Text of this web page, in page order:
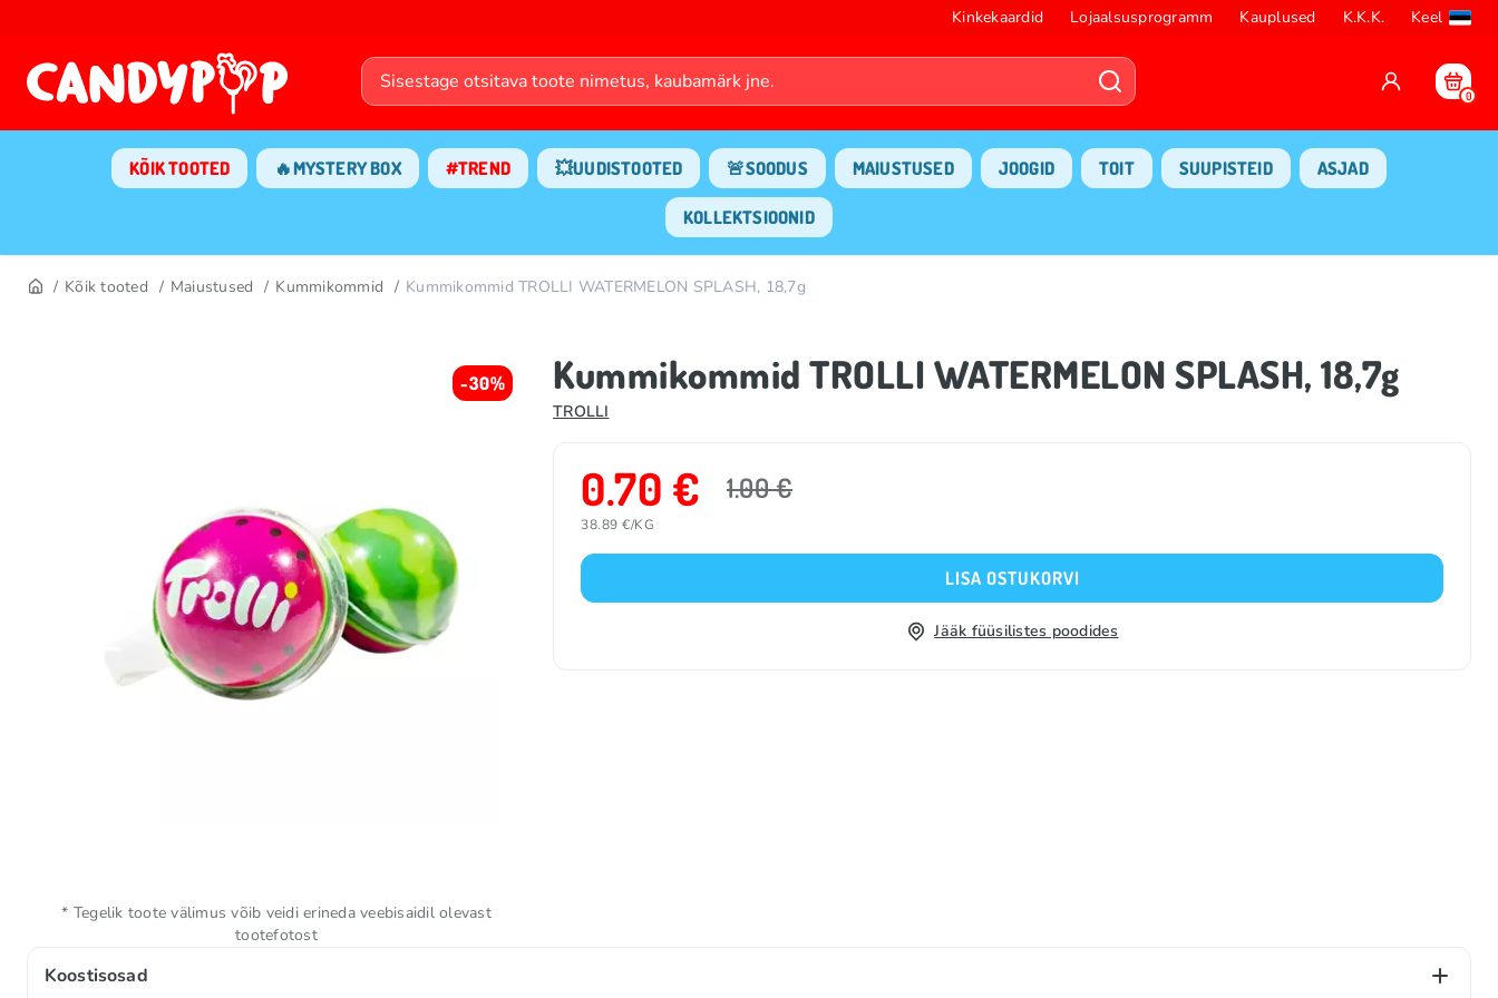
Kinkekaardid Lojaalsusprogramm Kauplused K.K.K. Keel
0
KÕIK TOOTED 🔥MYSTERY BOX #TREND 💥UUDISTOOTED 🚨SOODUS MAIUSTUSED JOOGID TOIT SUUPISTEID ASJAD
KOLLEKTSIOONID
Kõik tooted Maiustused Kummikommid Kummikommid TROLLI WATERMELON SPLASH, 18,7g
-30% Kummikommid TROLLI WATERMELON SPLASH, 18,7g
TROLLI
0.70 € 1.00 €
38.89 €/KG
LISA OSTUKORVI
Jääk füüsilistes poodides
Koostisosad
* Tegelik toote välimus võib veidi erineda veebisaidil olevast
tootefotost